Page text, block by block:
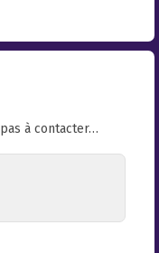
à contacter…